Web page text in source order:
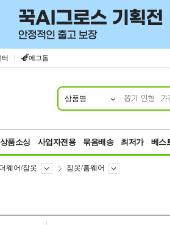
터 | 에그돔
상품명
품소싱 사업자전용 묶음배송 최저가 베스
웨어/잠옷 잠옷/홈웨어